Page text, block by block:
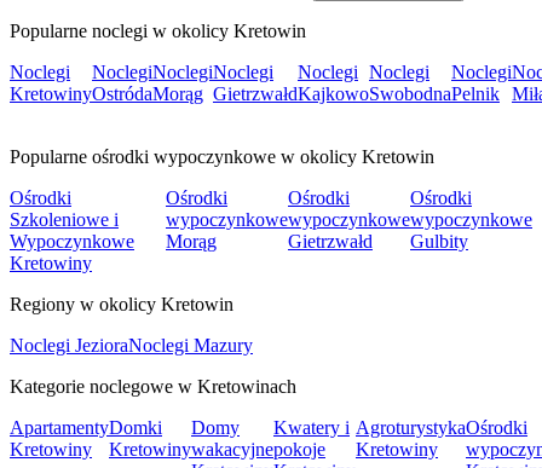
Popularne noclegi w okolicy Kretowin
Noclegi
Kretowiny
Noclegi
Ostróda
Noclegi
Morąg
Noclegi
Gietrzwałd
Noclegi
Kajkowo
Noclegi
Swobodna
Noclegi
Pelnik
Popularne ośrodki wypoczynkowe w okolicy Kretowin
Ośrodki
Szkoleniowe i
Wypoczynkowe
Kretowiny
Ośrodki
wypoczynkowe
Morąg
Ośrodki
wypoczynkowe
Gietrzwałd
Ośrodki
wypoczynkowe
Gulbity
Regiony w okolicy Kretowin
Noclegi JezioraNoclegi Mazury
Kategorie noclegowe w Kretowinach
Apartamenty
Kretowiny
Domki
Kretowiny
Domy
wakacyjne
Kwatery i
pokoje
Agroturystyka
Kretowiny
Ośrodki